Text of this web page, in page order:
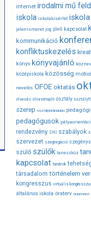
internet irodalmi mű
iskola iskolakísérlet
jelenismeret jog jövő kapcsolat
kommunikáció
konfliktuskezelés
könyv könyvajánló
középiskola közösség
nevelés OFOE oktatás
olvasás olvasónapló osztály
szerep osztálykirándulás
pedagógusok
rendezvény SNI szabályok
szervezet szegregáció
szülő szülők taneszköz
kapcsolat tanárok
társadalom történelem
kongresszus virtuális
általános iskola óraterv önismeret